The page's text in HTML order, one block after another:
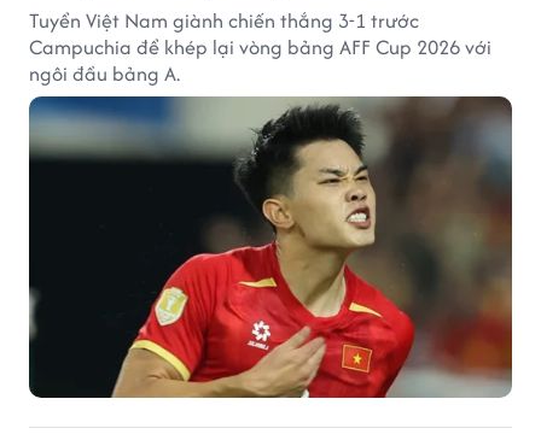
Tuyển Việt Nam giành chiến thắng 3-1 trước
Campuchia để khép lại vòng bảng AFF Cup 2026 với
ngôi đầu bảng A.